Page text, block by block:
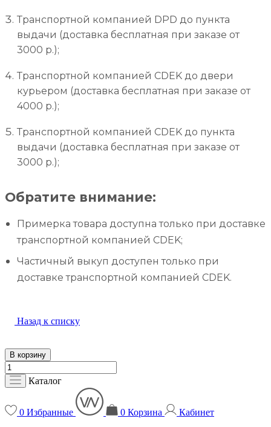
Транспортной компанией DPD до пункта
выдачи (доставка бесплатная при заказе от
3000 р.);
Транспортной компанией CDEK до двери
курьером (доставка бесплатная при заказе от
4000 р.);
Транспортной компанией CDEK до пункта
выдачи (доставка бесплатная при заказе от
3000 р.);
Обратите внимание:
Примерка товара доступна только при доставке
транспортной компанией CDEK;
Частичный выкуп доступен только при
доставке транспортной компанией CDEK.
Назад к списку
В корзину
Каталог
0 Избранные 0 Корзина
Кабинет